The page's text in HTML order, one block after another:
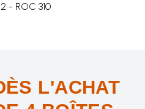
- ROC 310
L'ACHAT